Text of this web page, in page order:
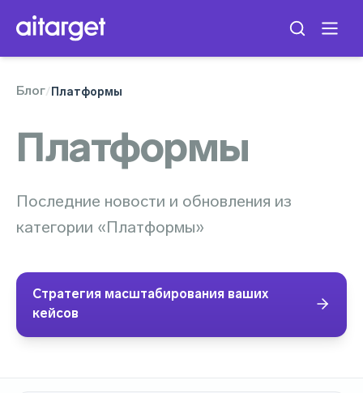
Блог/Платформы
Платформы
Последние новости и обновления из
категории «Платформы»
Стратегия масштабирования ваших
кейсов